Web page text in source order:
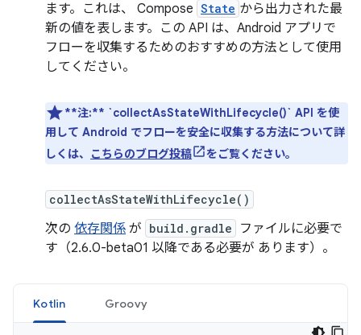
ます。これは、 Compose State から出力された最
新の値を表します。この API は、Android アプリで
フローを収集するためのおすすめの方法として使用
してください。
**注:** `collectAsStateWithLifecycle()` API を使
用して Android でフローを安全に収集する方法について詳
しくは、
こちらのブログ投稿 をご覧ください。
collectAsStateWithLifecycle()
次の 依存関係 が build.gradle
ファイルに必要で
す（2.6.0-beta01 以降である必要が あります）。
Kotlin Groovy